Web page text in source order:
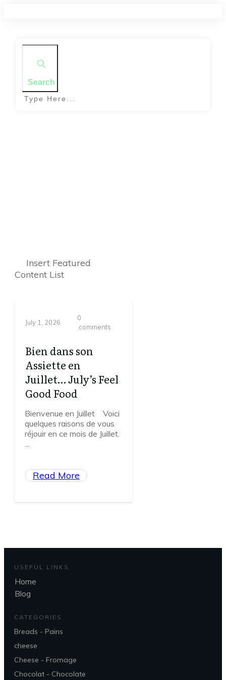
Search
Insert Featured
Content List
July 1, 2026
0
comments
Bien dans son
Assiette en
Juillet… July’s Feel
Good Food
Bienvenue en Juillet Voici
quelques raisons de vous
réjouir en ce mois de Juillet.
...
Read More
USEFUL LINKS
Home
Blog
CATEGORIES
Breads - Pains
cheese
Cheese - Fromage
Chocolat - Chocolate